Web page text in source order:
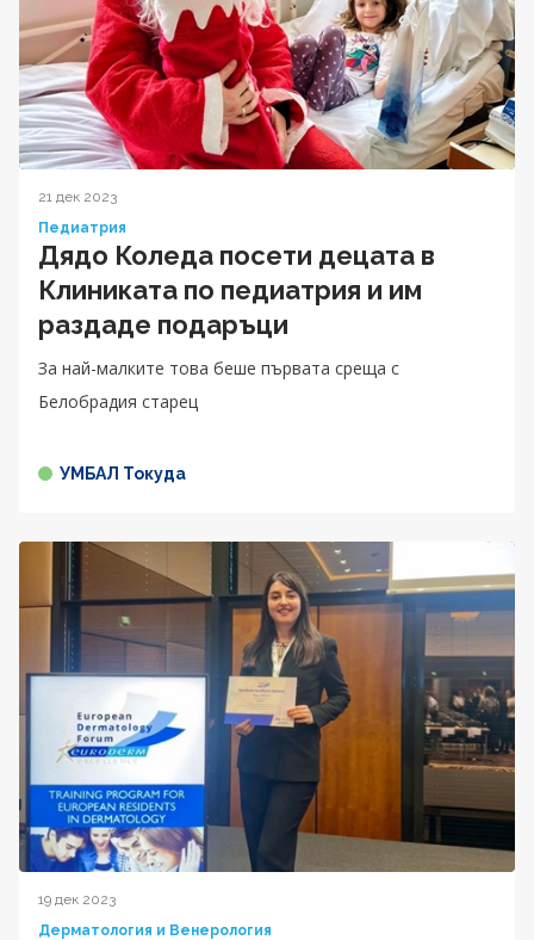
21 дек 2023
Педиатрия
Дядо Коледа посети децата в
Клиниката по педиатрия и им
раздаде подаръци
За най-малките това беше първата среща с
Белобрадия старец
УМБАЛ Токуда
19 дек 2023
Дерматология и Венерология